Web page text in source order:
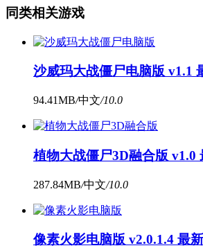
同类相关游戏
沙威玛大战僵尸电脑版 v1.1
94.41MB/中文/10.0
植物大战僵尸3D融合版 v1.0
287.84MB/中文/10.0
像素火影电脑版 v2.0.1.4 最